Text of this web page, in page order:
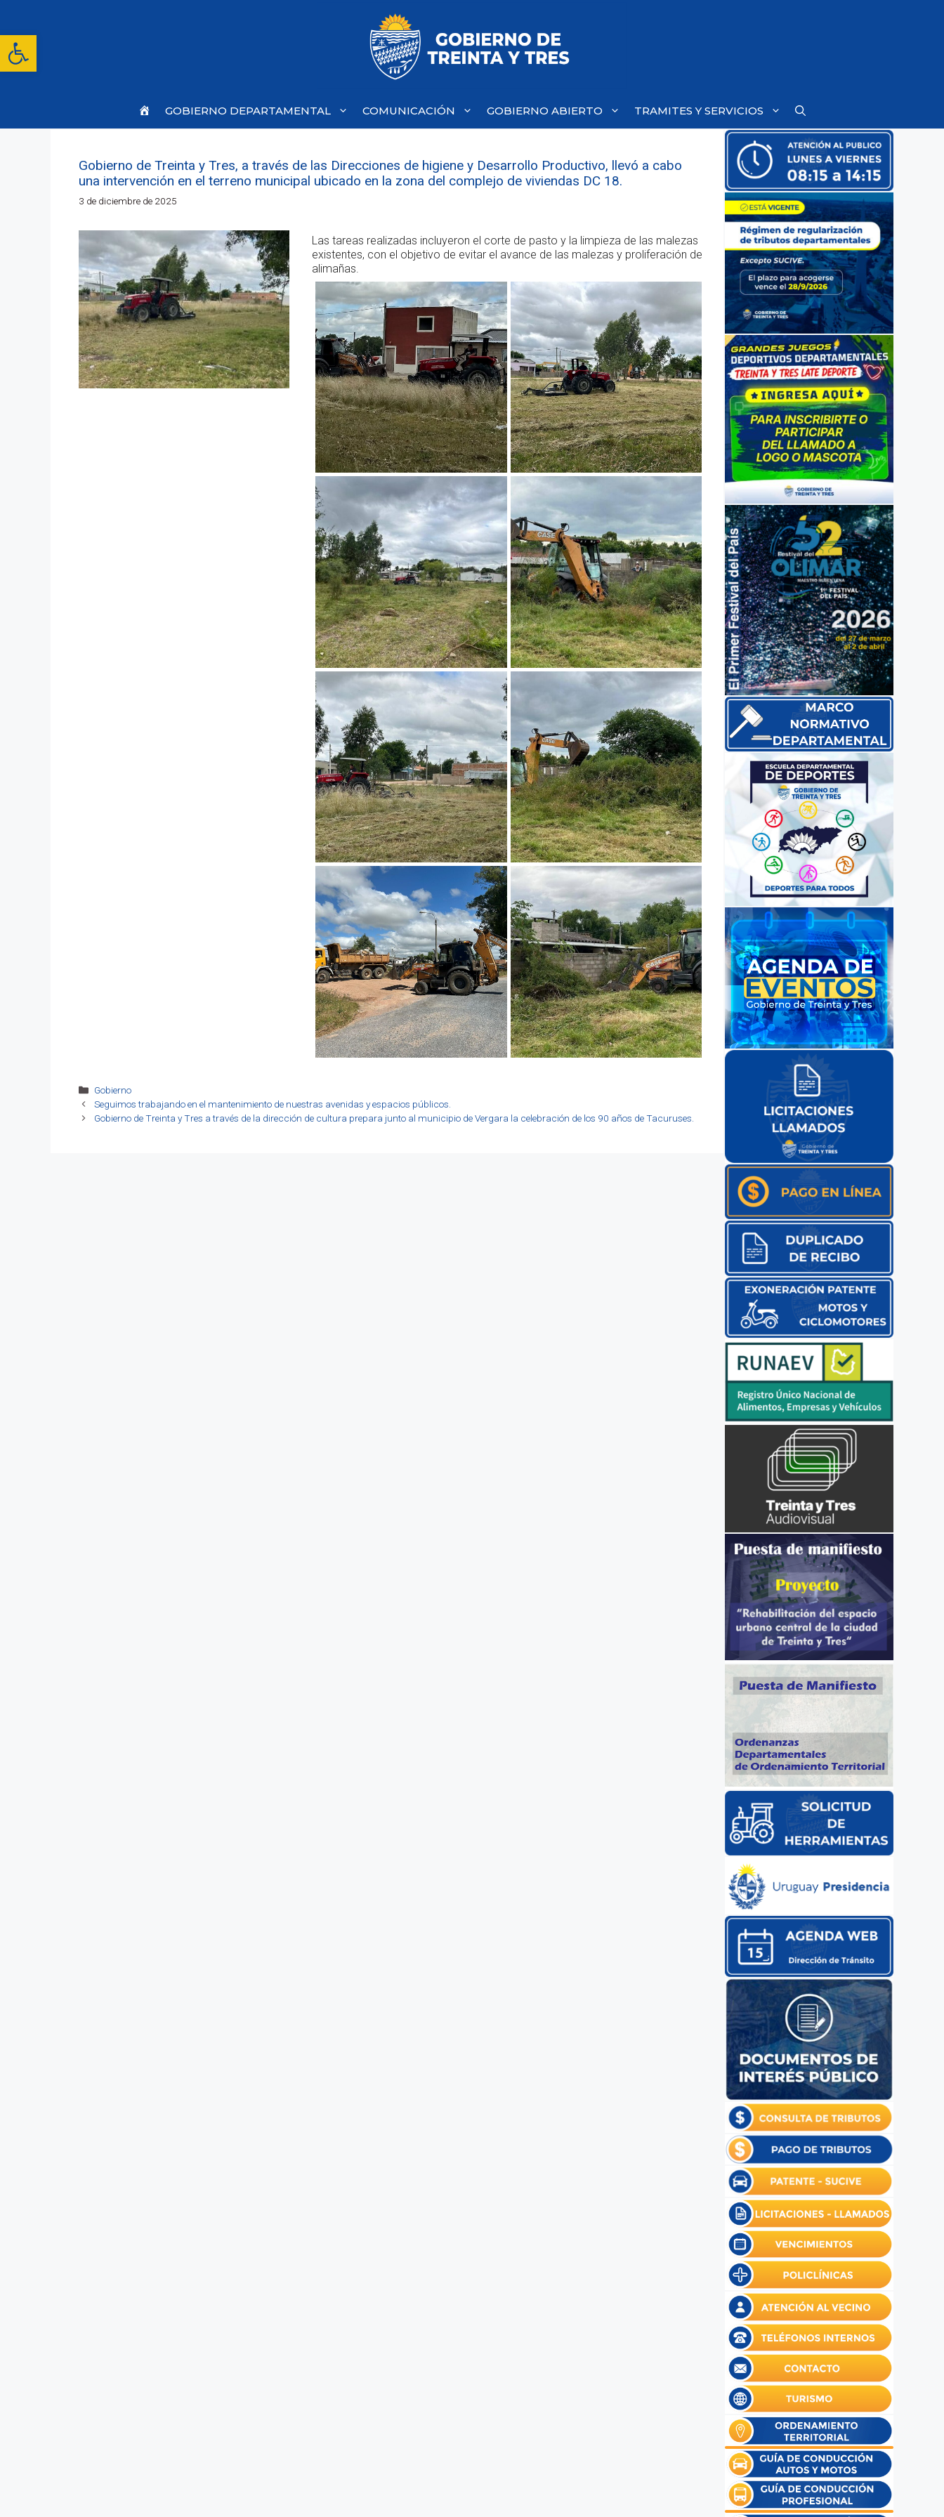
Abrir barra de herramientas
contenido
Inicio
GOBIERNO DEPARTAMENTAL COMUNICACIÓN GOBIERNO ABIERTO TRAMITES Y SERVICIOS
Gobierno de Treinta y Tres, a través de las Direcciones de higiene y Desarrollo Productivo, llevó a cabo
una intervención en el terreno municipal ubicado en la zona del complejo de viviendas DC 18.
3 de diciembre de 2025
Las tareas realizadas incluyeron el corte de pasto y la limpieza de las malezas
existentes, con el objetivo de evitar el avance de las malezas y proliferación de
alimañas.
Categorías
Gobierno
Seguimos trabajando en el mantenimiento de nuestras avenidas y espacios públicos.
Gobierno de Treinta y Tres a través de la dirección de cultura prepara junto al municipio de Vergara la celebración de los 90 años de Tacuruses.